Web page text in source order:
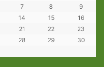
7 8
9
14 15
16
21 22
23
28 29
30